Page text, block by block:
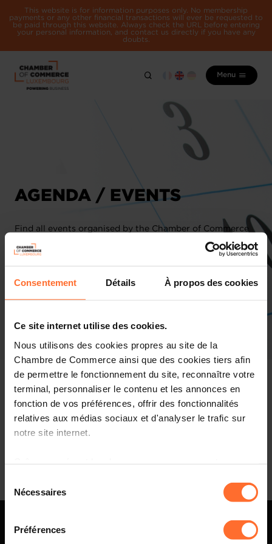
Consentement Détails À propos des cookies
Ce site internet utilise des cookies.
Nous utilisons des cookies propres au site de la
Chambre de Commerce ainsi que des cookies tiers afin
de permettre le fonctionnement du site, reconnaître votre
terminal, personnaliser le contenu et les annonces en
fonction de vos préférences, offrir des fonctionnalités
relatives aux médias sociaux et d'analyser le trafic sur
notre site internet.
à l’exception des cookies strictement nécessaires au
fonctionnement du site. Une description des différents
cookies est accessible sous l’onglet « Détails » ci-
dessus.
Nécessaires
Préférences
This website is for information purposes only. No membership
payments or any other financial transactions will ever be requested to
be paid through this website. Always check the URL before entering
your personal information, and contact us directly if you have any
doubts.
Menu
AGENDA / EVENTS
Find all events organised by the Chamber of Commerce
and its partners here.
June 2021
List of all upcoming events
No events found
Try modifying your search